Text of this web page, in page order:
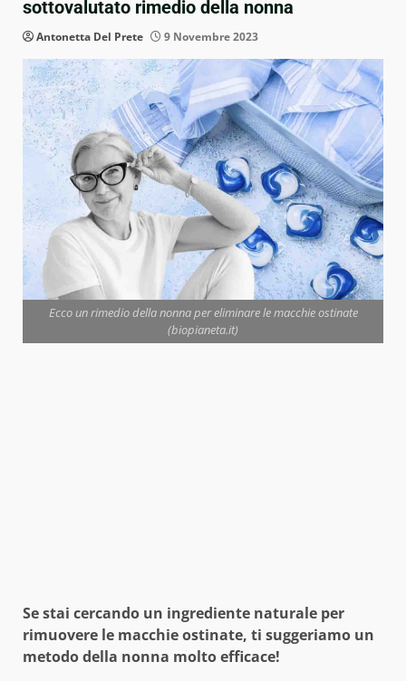
sottovalutato rimedio della nonna
Antonetta Del Prete 9 Novembre 2023
Ecco un rimedio della nonna per eliminare le macchie ostinate
(biopianeta.it)
Se stai cercando un ingrediente naturale per
rimuovere le macchie ostinate, ti suggeriamo un
metodo della nonna molto efficace!